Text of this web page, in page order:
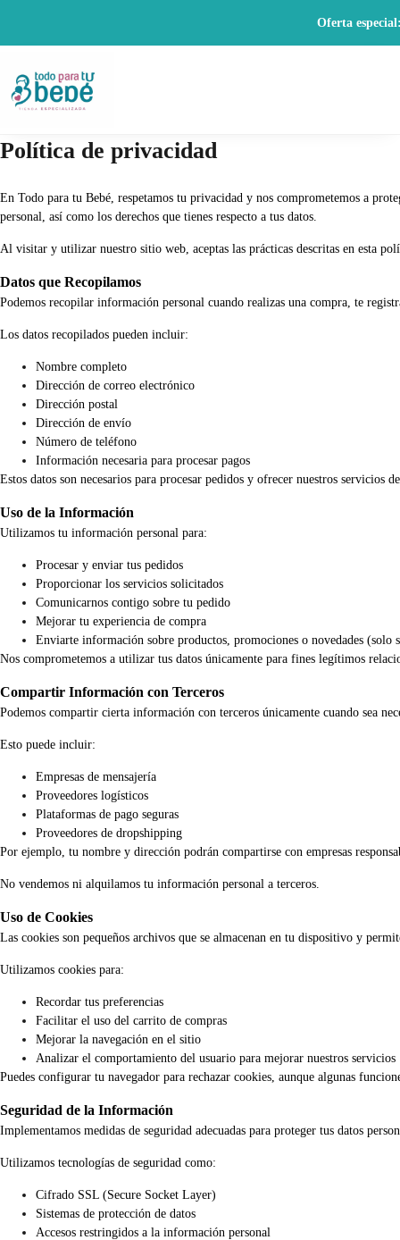
Oferta
Política de privacidad
En Todo para tu Bebé, respetamos tu privacidad y nos comprometemos a
personal, así como los derechos que tienes respecto a tus datos.
Al visitar y utilizar nuestro sitio web, aceptas las prácticas descritas en esta
Datos que Recopilamos
Podemos recopilar información personal cuando realizas una compra, te
Los datos recopilados pueden incluir:
Nombre completo
Dirección de correo electrónico
Dirección postal
Dirección de envío
Número de teléfono
Información necesaria para procesar pagos
Estos datos son necesarios para procesar pedidos y ofrecer nuestros servicios
Uso de la Información
Utilizamos tu información personal para:
Procesar y enviar tus pedidos
Proporcionar los servicios solicitados
Comunicarnos contigo sobre tu pedido
Mejorar tu experiencia de compra
Enviarte información sobre productos, promociones o novedades (solo
Nos comprometemos a utilizar tus datos únicamente para fines legítimos
Compartir Información con Terceros
Podemos compartir cierta información con terceros únicamente cuando sea
Esto puede incluir:
Empresas de mensajería
Proveedores logísticos
Plataformas de pago seguras
Proveedores de dropshipping
Por ejemplo, tu nombre y dirección podrán compartirse con empresas
No vendemos ni alquilamos tu información personal a terceros.
Uso de Cookies
Las cookies son pequeños archivos que se almacenan en tu dispositivo y
Utilizamos cookies para:
Recordar tus preferencias
Facilitar el uso del carrito de compras
Mejorar la navegación en el sitio
Analizar el comportamiento del usuario para mejorar nuestros servicios
Puedes configurar tu navegador para rechazar cookies, aunque algunas
Seguridad de la Información
Implementamos medidas de seguridad adecuadas para proteger tus datos
Utilizamos tecnologías de seguridad como:
Cifrado SSL (Secure Socket Layer)
Sistemas de protección de datos
Accesos restringidos a la información personal